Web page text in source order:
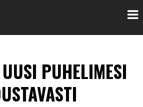
PUHELIMESI